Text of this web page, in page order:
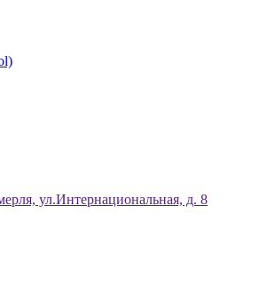
ул.Интернациональная, д. 8